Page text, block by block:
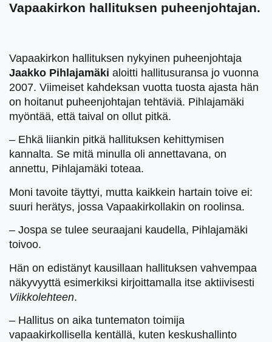
Vapaakirkon hallituksen puheenjohtajan.
Vapaakirkon hallituksen nykyinen puheenjohtaja
Jaakko Pihlajamäki aloitti hallitusuransa jo vuonna
2007. Viimeiset kahdeksan vuotta tuosta ajasta hän
on hoitanut puheenjohtajan tehtäviä. Pihlajamäki
myöntää, että taival on ollut pitkä.
– Ehkä liiankin pitkä hallituksen kehittymisen
kannalta. Se mitä minulla oli annettavana, on
annettu, Pihlajamäki toteaa.
Moni tavoite täyttyi, mutta kaikkein hartain toive ei:
suuri herätys, jossa Vapaakirkollakin on roolinsa.
– Jospa se tulee seuraajani kaudella, Pihlajamäki
toivoo.
Hän on edistänyt kausillaan hallituksen vahvempaa
näkyvyyttä esimerkiksi kirjoittamalla itse aktiivisesti
Viikkolehteen.
– Hallitus on aika tuntematon toimija
vapaakirkollisella kentällä, kuten keskushallinto